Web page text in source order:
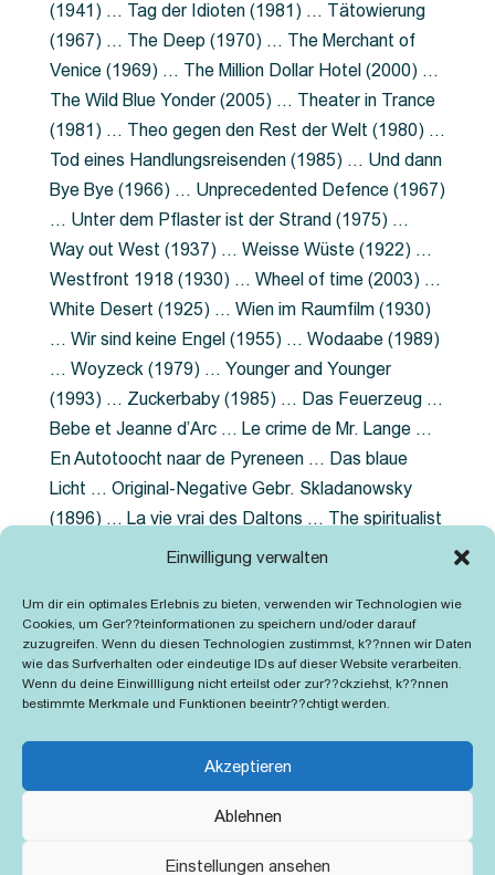
Einwilligung verwalten
Um dir ein optimales Erlebnis zu bieten, verwenden wir Technologien wie
Cookies, um Ger??teinformationen zu speichern und/oder darauf
zuzugreifen. Wenn du diesen Technologien zustimmst, k??nnen wir Daten
wie das Surfverhalten oder eindeutige IDs auf dieser Website verarbeiten.
Wenn du deine Einwillligung nicht erteilst oder zur??ckziehst, k??nnen
bestimmte Merkmale und Funktionen beeintr??chtigt werden.
Akzeptieren
Ablehnen
Einstellungen ansehen
(1941) … Tag der Idioten (1981) … Tätowierung
(1967) … The Deep (1970) … The Merchant of
Venice (1969) … The Million Dollar Hotel (2000) …
The Wild Blue Yonder (2005) … Theater in Trance
(1981) … Theo gegen den Rest der Welt (1980) …
Tod eines Handlungsreisenden (1985) … Und dann
Bye Bye (1966) … Unprecedented Defence (1967)
… Unter dem Pflaster ist der Strand (1975) …
Way out West (1937) … Weisse Wüste (1922) …
Westfront 1918 (1930) … Wheel of time (2003) …
White Desert (1925) … Wien im Raumfilm (1930)
… Wir sind keine Engel (1955) … Wodaabe (1989)
… Woyzeck (1979) … Younger and Younger
(1993) … Zuckerbaby (1985) … Das Feuerzeug …
Bebe et Jeanne d’Arc … Le crime de Mr. Lange …
En Autotoocht naar de Pyreneen … Das blaue
Licht … Original-Negative Gebr. Skladanowsky
(1896) … La vie vrai des Daltons … The spiritualist
photographer … Feuer im Fjord … The Song of the
Grubenlampe … Tolstoy … Grün ist die Heide …
Lady Hamilton … Mütter verzaget nicht …
Ruttmann Werbefilme